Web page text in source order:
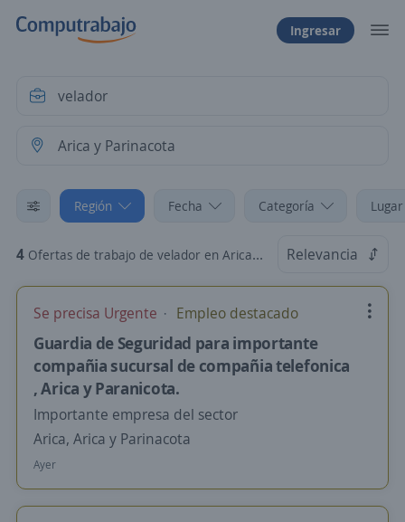
Ingresar
Región Fecha Categoría
4 Ofertas de trabajo de velador en Arica y Parinacota Relevancia
Se precisa Urgente Empleo destacado
Guardia de Seguridad para importante
compañia sucursal de compañia telefonica
, Arica y Paranicota.
Importante empresa del sector
Arica, Arica y Parinacota
Ayer